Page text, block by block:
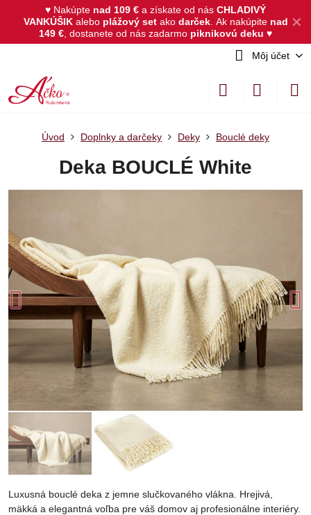
✕
♥ Nakúpte nad 109 € a získate od nás CHLADIVÝ
VANKÚŠIKalebo plážový set akodarček. Ak nakúpite nad
149 € , dostanete od nás zadarmo piknikovú deku ♥
Môj účet
Úvod Doplnky a darčeky Deky Bouclé deky
Deka BOUCLÉ White
Luxusná bouclé deka z jemne slučkovaného vlákna. Hrejivá,
mäkká a elegantná voľba pre váš domov aj profesionálne interiéry.